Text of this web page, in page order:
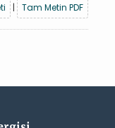
| Tam Metin PDF